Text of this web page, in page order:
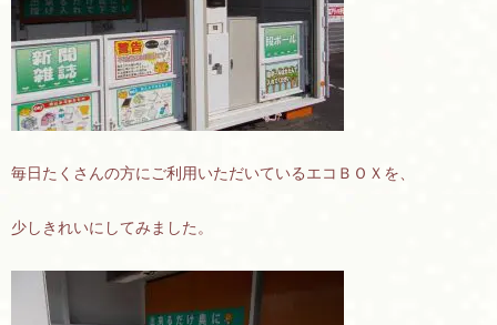
毎日たくさんの方にご利用いただいているエコＢＯＸを、
少しきれいにしてみました。